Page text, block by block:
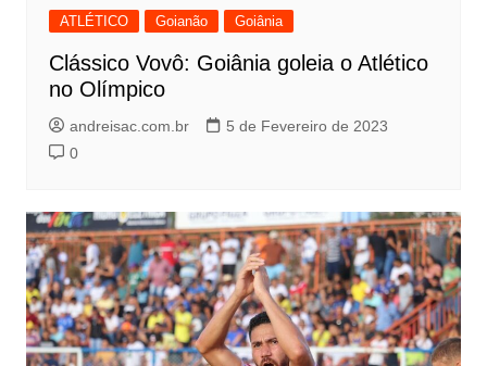
ATLÉTICO Goianão Goiânia
Clássico Vovô: Goiânia goleia o Atlético
no Olímpico
andreisac.com.br
5 de Fevereiro de 2023
0